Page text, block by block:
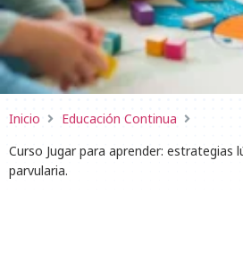
Inicio
Educación Continua
Curso Jugar para aprender: estrategias
parvularia.